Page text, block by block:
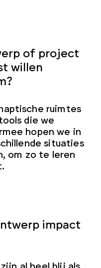
of project
willen
ruimtes
die we
hopen we in
situaties
om zo te leren
impact
al heel blij als